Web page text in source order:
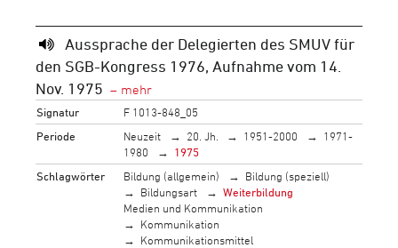
Aussprache der Delegierten des SMUV für
den SGB-Kongress 1976, Aufnahme vom 14.
Nov. 1975
Signatur
F 1013-848_05
Periode
Neuzeit 20. Jh. 1951-2000
1971-
1980
1975
Schlagwörter
Bildung (allgemein)
Bildung (speziell)
Bildungsart
Weiterbildung
Medien und Kommunikation
Kommunikation
Kommunikationsmittel